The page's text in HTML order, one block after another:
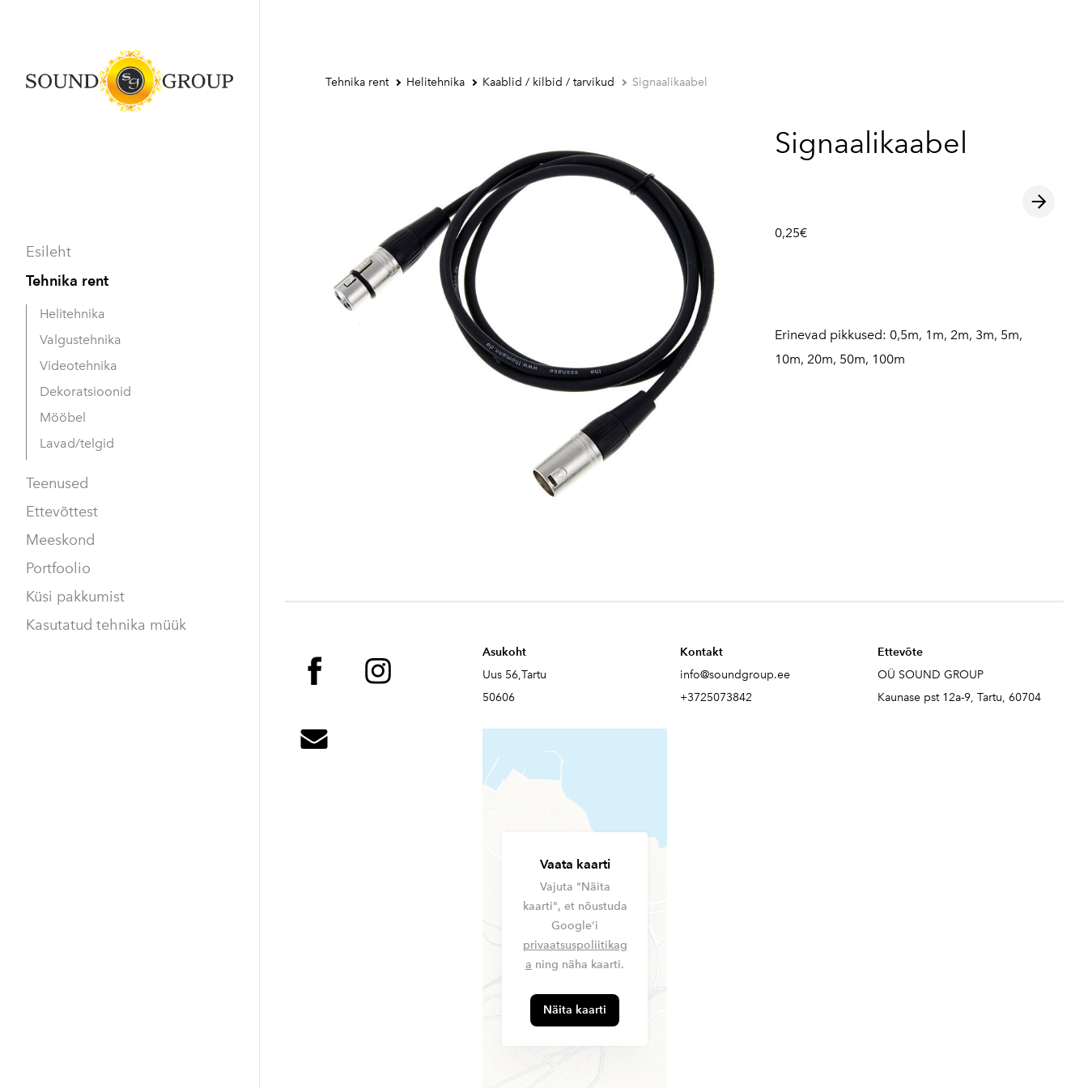
Esileht
Tehnika rent
Helitehnika
Valgustehnika
Videotehnika
Dekoratsioonid
Mööbel
Lavad/telgid
Teenused
Ettevõttest
Meeskond
Portfoolio
Küsi pakkumist
Kasutatud tehnika müük
Tehnika rent Helitehnika Kaablid / kilbid / tarvikud Signaalikaabel
Signaalikaabel
0,25€
Erinevad pikkused: 0,5m, 1m, 2m, 3m, 5m,
10m, 20m, 50m, 100m
Asukoht
Uus 56,Tartu
50606
Vaata kaarti
Vajuta "Näita
kaarti", et nõustuda
Google'i
privaatsuspoliitikag
a ning näha kaarti.
Näita kaarti
Kontakt
info@soundgroup.ee
+3725073842
Ettevõte
OÜ SOUND GROUP
Kaunase pst 12a-9, Tartu, 60704